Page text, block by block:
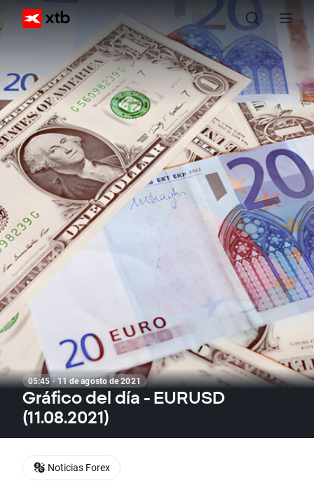
05:45 · 11 de agosto de 2021
Gráfico del día - EURUSD
(11.08.2021)
Noticias Forex